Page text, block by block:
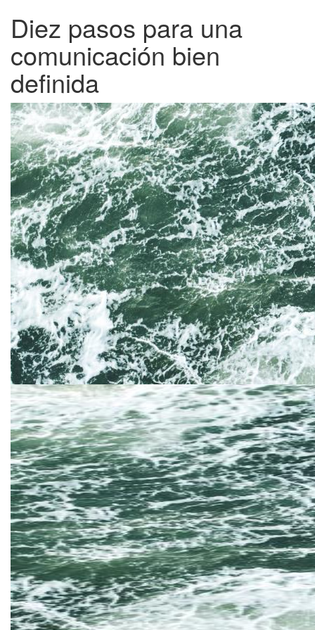
Diez pasos para una
comunicación bien
definida